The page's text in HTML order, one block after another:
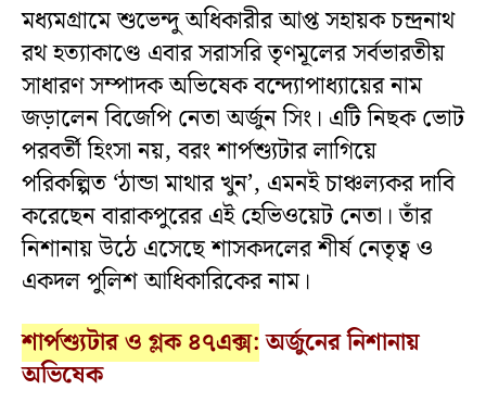
মধ্যমগ্রামে শুভেন্দু অধিকারীর আপ্ত সহায়ক চন্দ্রনাথ
রথ হত্যাকাণ্ডে এবার সরাসরি তৃণমূলের সর্বভারতীয়
সাধারণ সম্পাদক অভিষেক বন্দ্যোপাধ্যায়ের নাম
জড়ালেন বিজেপি নেতা অর্জুন সিং। এটি নিছক ভোট
পরবর্তী হিংসা নয়, বরং শার্পশ্যুটার লাগিয়ে
পরিকল্পিত ‘ঠান্ডা মাথার খুন’, এমনই চাঞ্চল্যকর দাবি
করেছেন বারাকপুরের এই হেভিওয়েট নেতা। তাঁর
নিশানায় উঠে এসেছে শাসকদলের শীর্ষ নেতৃত্ব ও
একদল পুলিশ আধিকারিকের নাম।
শার্পশ্যুটার ও গ্লক ৪৭এক্স: অর্জুনের নিশানায়
অভিষেক